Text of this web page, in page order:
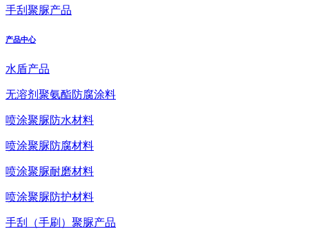
手刮聚脲产品
产品中心
水盾产品
无溶剂聚氨酯防腐涂料
喷涂聚脲防水材料
喷涂聚脲防腐材料
喷涂聚脲耐磨材料
喷涂聚脲防护材料
手刮（手刷）聚脲产品